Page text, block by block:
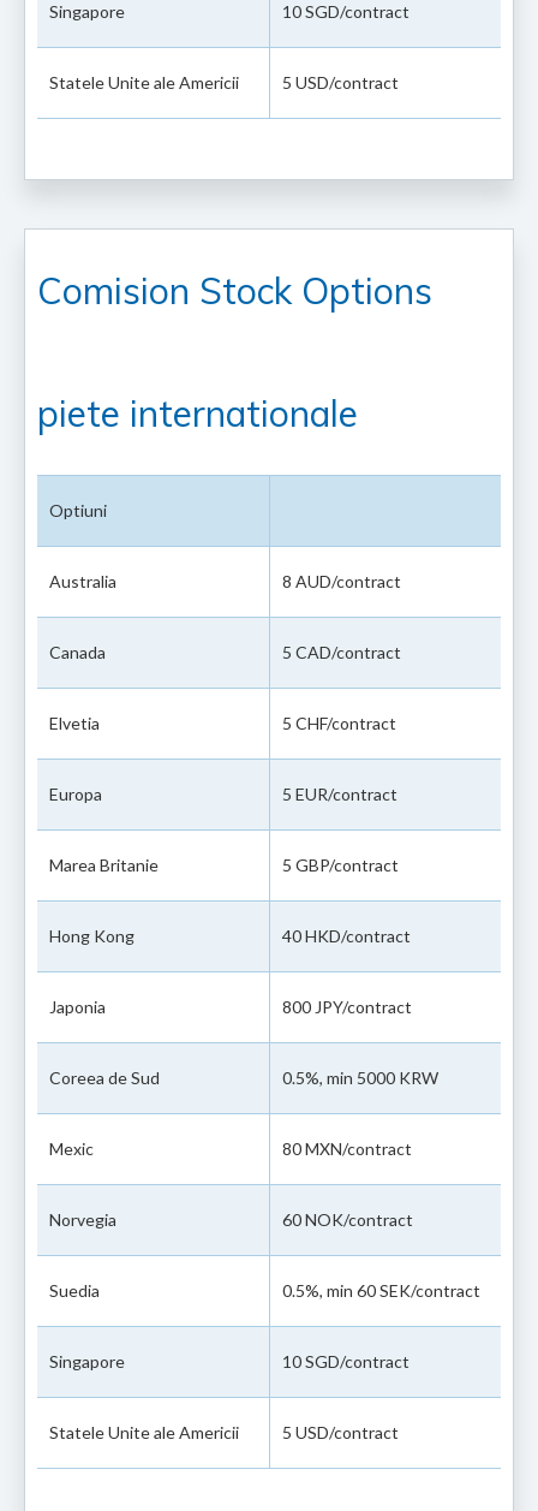
Singapore 10 SGD/contract
Statele Unite ale Americii 5 USD/contract
Comision Stock Options
piete internationale
Optiuni
Australia 8 AUD/contract
Canada 5 CAD/contract
Elvetia 5 CHF/contract
Europa 5 EUR/contract
Marea Britanie 5 GBP/contract
Hong Kong 40 HKD/contract
Japonia 800 JPY/contract
Coreea de Sud 0.5%, min 5000 KRW
Mexic 80 MXN/contract
Norvegia 60 NOK/contract
Suedia 0.5%, min 60 SEK/contract
Singapore 10 SGD/contract
Statele Unite ale Americii 5 USD/contract